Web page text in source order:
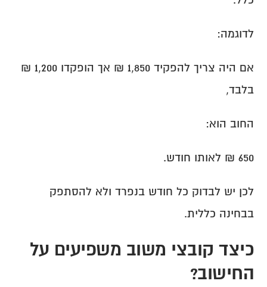
לדוגמה:
בלבד,
החוב הוא:
650 ₪ לאותו חודש.
בבחינה כללית.
החישוב?